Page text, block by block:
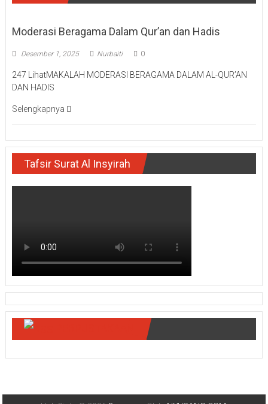
Moderasi Beragama Dalam Qur’an dan Hadis
Desember 1, 2025 Nurbaiti 0
247 LihatMAKALAH MODERASI BERAGAMA DALAM AL-QUR’AN
DAN HADIS
Selengkapnya
Tafsir Surat Al Insyirah